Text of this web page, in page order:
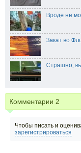
Вроде не
Закат во
Страшно,
Комментарии 2
Чтобы писать и
зарегистрироваться